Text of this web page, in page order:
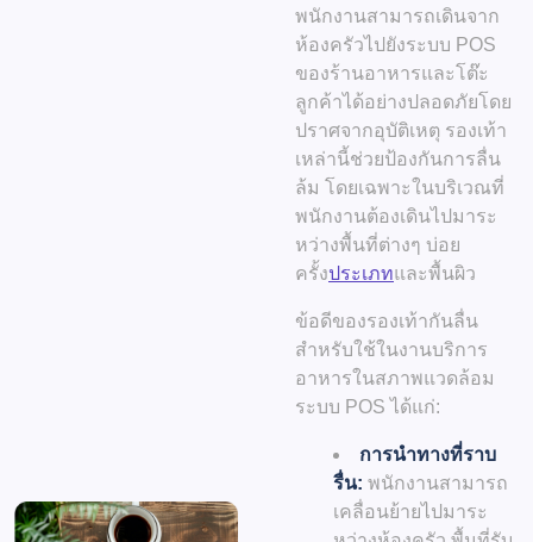
พนักงานสามารถเดินจาก
ห้องครัวไปยังระบบ POS
ของร้านอาหารและโต๊ะ
ลูกค้าได้อย่างปลอดภัยโดย
ปราศจากอุบัติเหตุ รองเท้า
เหล่านี้ช่วยป้องกันการลื่น
ล้ม โดยเฉพาะในบริเวณที่
พนักงานต้องเดินไปมาระ
หว่างพื้นที่ต่างๆ บ่อย
ครั้งประเภทและพื้นผิว
ข้อดีของรองเท้ากันลื่น
สำหรับใช้ในงานบริการ
อาหารในสภาพแวดล้อม
ระบบ POS ได้แก่:
การนำทางที่ราบ
รื่น: พนักงานสามารถ
เคลื่อนย้ายไปมาระ